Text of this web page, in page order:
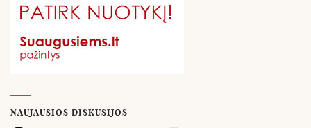
NAUJAUSIOS DISKUSIJOS